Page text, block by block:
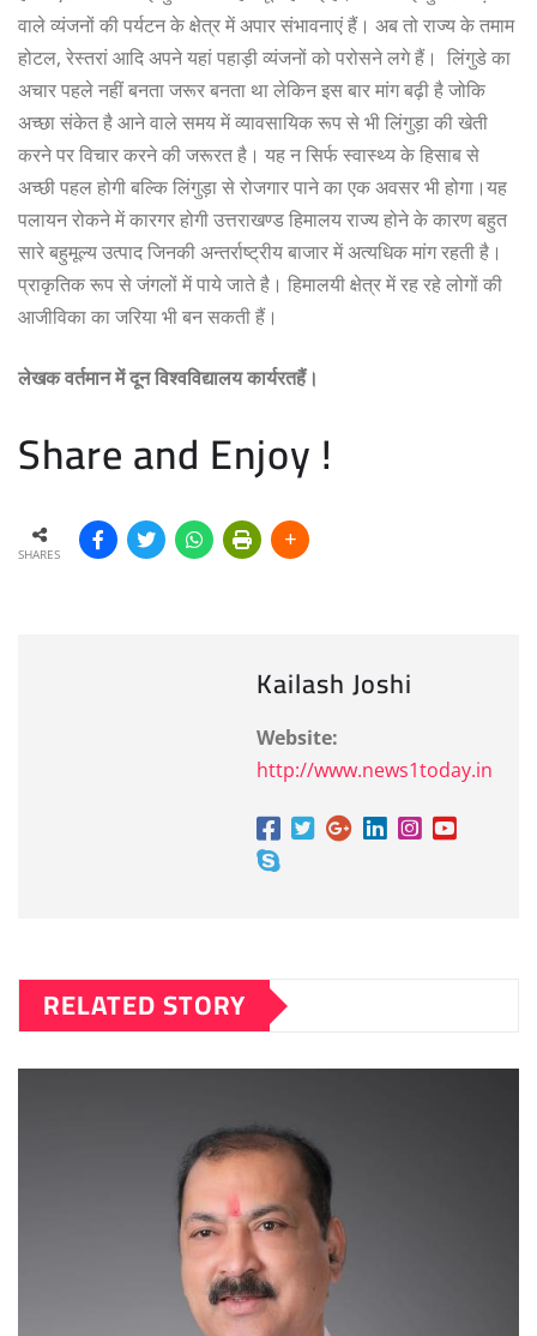
वालेव्यंजनोंकीपर्यटनकेक्षेत्रमेंअपारसंभावनाएंहैं। अबतोराज्यकेतमाम
होटल, रेस्तरांआदिअपनेयहांपहाड़ीव्यंजनोंकोपरोसनेलगेहैं। लिंगुडेका
अचारपहलेनहींबनताजरूरबनता थालेकिनइसबारमांगबढ़ीहैजोकि
अच्छासंकेतहैआनेवालेसमयमेंव्यावसायिकरूपसेभीलिंगुड़ाकीखेती
करनेपरविचारकरनेकीजरूरतहै। यहनसिर्फस्वास्थ्यकेहिसाबसे
अच्छीपहलहोगीबल्किलिंगुड़ासेरोजगारपानेकाएकअवसरभीहोगा।यह
पलायन रोकने में कारगर होगी उत्तराखण्ड हिमालय राज्य होने के कारण बहुत
सारे बहुमूल्य उत्पाद जिनकी अन्तर्राष्ट्रीय बाजार में अत्यधिक मांग रहती है।
प्राकृतिक रूप से जंगलों में पाये जाते है। हिमालयी क्षेत्र में रह रहे लोगों की
आजीविका का जरिया भी बन सकती हैं।
लेखकवर्तमान में दून विश्वविद्यालय कार्यरतहैं।
Share and Enjoy !
SHARES
Kailash Joshi
Website:
http://www.news1today.in
RELATED STORY